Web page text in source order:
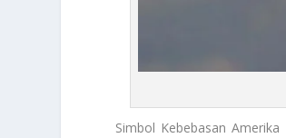
Simbol Kebebasan Amerika